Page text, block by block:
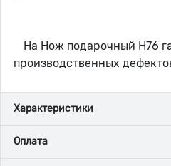
На Нож подарочный Н76
производственных
Характеристики
Оплата